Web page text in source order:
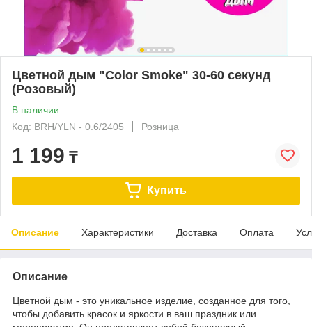
Цветной дым "Color Smoke" 30-60 секунд
(Розовый)
В наличии
Код: BRH/YLN - 0.6/2405
Розница
1 199 ₸
Купить
Описание Характеристики Доставка Оплата
Описание
Цветной дым - это уникальное изделие, созданное для того,
чтобы добавить красок и яркости в ваш праздник или